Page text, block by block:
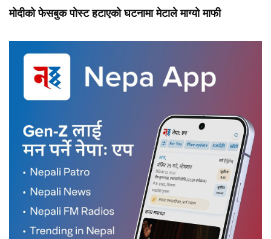
मोदीको फेसबुक पोस्ट हटाएको घटनामा मेटाले माग्यो माफी